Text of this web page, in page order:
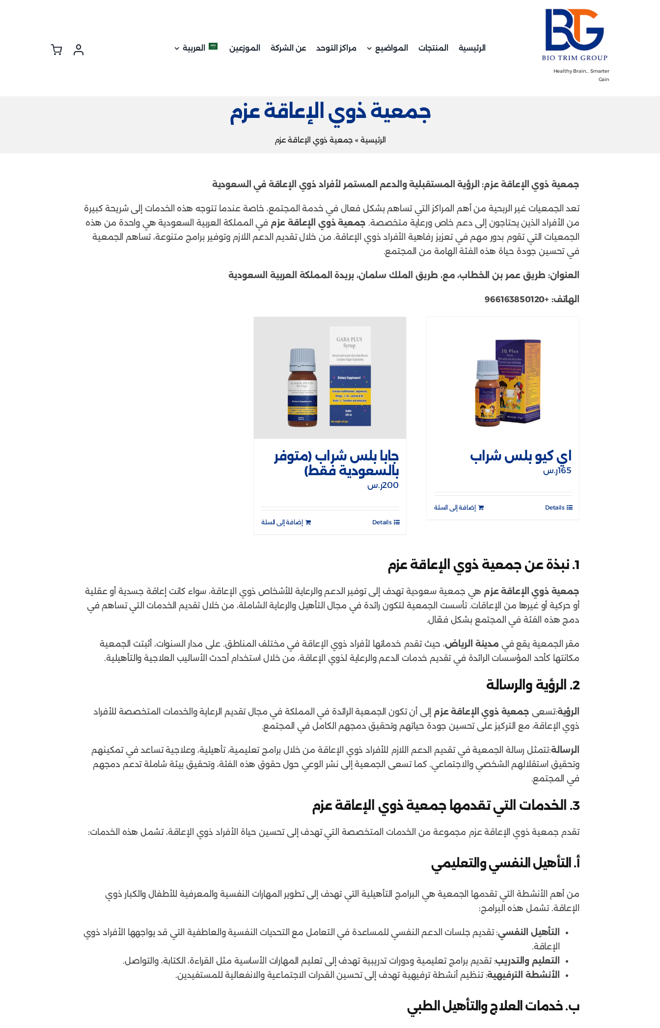
Healthy Brain… Smarter
Gain
الرئيسية المنتجات المواضيع مراكز التوحد عن الشركة الموزعين العربية
جمعية ذوي الإعاقة عزم
الرئيسية » جمعية ذوي الإعاقة عزم
جمعية ذوي الإعاقة عزم: الرؤية المستقبلية والدعم المستمر لأفراد ذوي الإعاقة في السعودية
تعد الجمعيات غير الربحية من أهم المراكز التي تساهم بشكل فعال في خدمة المجتمع، خاصة عندما تتوجه هذه الخدمات إلى شريحة كبيرة
من الأفراد الذين يحتاجون إلى دعم خاص ورعاية متخصصة. جمعية ذوي الإعاقة عزم في المملكة العربية السعودية هي واحدة من هذه
الجمعيات التي تقوم بدور مهم في تعزيز رفاهية الأفراد ذوي الإعاقة. من خلال تقديم الدعم اللازم وتوفير برامج متنوعة، تساهم الجمعية
في تحسين جودة حياة هذه الفئة الهامة من المجتمع.
العنوان: طريق عمر بن الخطاب، مع، طريق الملك سلمان، بريدة المملكة العربية السعودية
الهاتف: +966163850120
اي كيو بلس شراب
165ر.س
إضافة إلى السلة Details
جابا بلس شراب (متوفر
بالسعودية فقط)
200ر.س
إضافة إلى السلة Details
1. نبذة عن جمعية ذوي الإعاقة عزم
جمعية ذوي الإعاقة عزم هي جمعية سعودية تهدف إلى توفير الدعم والرعاية للأشخاص ذوي الإعاقة، سواء كانت إعاقة جسدية أو عقلية
أو حركية أو غيرها من الإعاقات. تأسست الجمعية لتكون رائدة في مجال التأهيل والرعاية الشاملة، من خلال تقديم الخدمات التي تساهم في
دمج هذه الفئة في المجتمع بشكل فعّال.
مقر الجمعية يقع في مدينة الرياض، حيث تقدم خدماتها لأفراد ذوي الإعاقة في مختلف المناطق. على مدار السنوات، أثبتت الجمعية
مكانتها كأحد المؤسسات الرائدة في تقديم خدمات الدعم والرعاية لذوي الإعاقة، من خلال استخدام أحدث الأساليب العلاجية والتأهيلية.
2. الرؤية والرسالة
الرؤية:تسعى جمعية ذوي الإعاقة عزم إلى أن تكون الجمعية الرائدة في المملكة في مجال تقديم الرعاية والخدمات المتخصصة للأفراد
ذوي الإعاقة، مع التركيز على تحسين جودة حياتهم وتحقيق دمجهم الكامل في المجتمع.
الرسالة:تتمثل رسالة الجمعية في تقديم الدعم اللازم للأفراد ذوي الإعاقة من خلال برامج تعليمية، تأهيلية، وعلاجية تساعد في تمكينهم
وتحقيق استقلالهم الشخصي والاجتماعي. كما تسعى الجمعية إلى نشر الوعي حول حقوق هذه الفئة، وتحقيق بيئة شاملة تدعم دمجهم
في المجتمع.
3. الخدمات التي تقدمها جمعية ذوي الإعاقة عزم
تقدم جمعية ذوي الإعاقة عزم مجموعة من الخدمات المتخصصة التي تهدف إلى تحسين حياة الأفراد ذوي الإعاقة، تشمل هذه الخدمات:
أ. التأهيل النفسي والتعليمي
من أهم الأنشطة التي تقدمها الجمعية هي البرامج التأهيلية التي تهدف إلى تطوير المهارات النفسية والمعرفية للأطفال والكبار ذوي
الإعاقة. تشمل هذه البرامج:
التأهيل النفسي: تقديم جلسات الدعم النفسي للمساعدة في التعامل مع التحديات النفسية والعاطفية التي قد يواجهها الأفراد ذوي
الإعاقة.
التعليم والتدريب: تقديم برامج تعليمية ودورات تدريبية تهدف إلى تعليم المهارات الأساسية مثل القراءة، الكتابة، والتواصل.
الأنشطة الترفيهية: تنظيم أنشطة ترفيهية تهدف إلى تحسين القدرات الاجتماعية والانفعالية للمستفيدين.
ب. خدمات العلاج والتأهيل الطبي